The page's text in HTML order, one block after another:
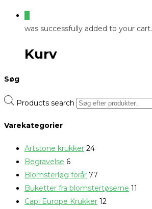
was successfully added to your cart.
Kurv
Søg
Products search
Varekategorier
Artstone krukker 24
Begravelse 6
Blomsterløg forår 77
Buketter fra blomstertøserne 11
Capi Europe Krukker 12